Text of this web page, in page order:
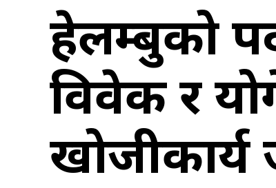
हेलम्बुको
विवेक र
खोजीकार्य